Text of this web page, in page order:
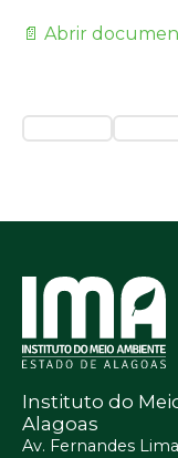
📄 Abrir
Instituto do
Alagoas
Av. Fernandes